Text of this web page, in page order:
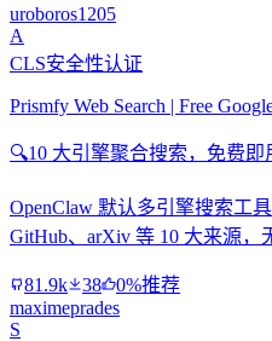
uroboros1205
A
CLS安全性认证
Prismfy Web Search | Free
🔍10 大引擎聚合搜索，免费即
OpenClaw 默认多引擎搜索工具
GitHub、arXiv 等 10 大来源，
81.9k 38
0%推荐
maximeprades
S